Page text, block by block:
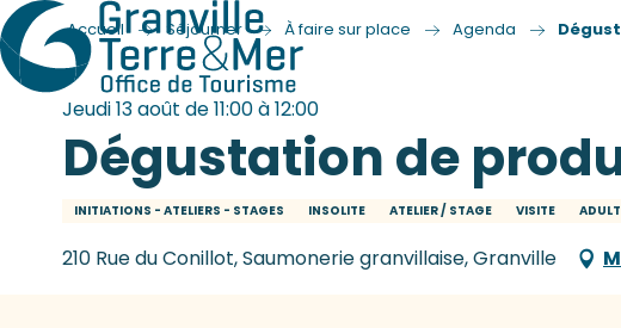
Accueil Séjourner À faire sur place Agenda
Jeudi 13 août de 11:00 à 12:00
Dégustation de
INITIATIONS - ATELIERS - STAGES INSOLITE ATELIER / STAGE VISITE
210 Rue du Conillot, Saumonerie granvillaise, Granville